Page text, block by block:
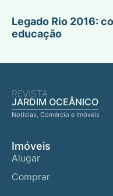
Legado Rio 2016:
educação
REVISTA
JARDIM OCEÂNICO
Notícias, Comércio e Imóveis
Imóveis
Alugar
Comprar